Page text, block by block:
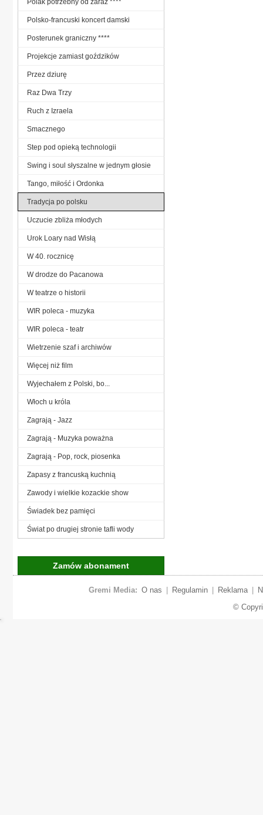
Polsko-francuski koncert damski
Posterunek graniczny ****
Projekcje zamiast goździków
Przez dziurę
Raz Dwa Trzy
Ruch z Izraela
Smacznego
Step pod opieką technologii
Swing i soul słyszalne w jednym głosie
Tango, miłość i Ordonka
Tradycja po polsku
Uczucie zbliża młodych
Urok Loary nad Wisłą
W 40. rocznicę
W drodze do Pacanowa
W teatrze o historii
WIR poleca - muzyka
WIR poleca - teatr
Wietrzenie szaf i archiwów
Więcej niż film
Wyjechałem z Polski, bo...
Włoch u króla
Zagrają - Jazz
Zagrają - Muzyka poważna
Zagrają - Pop, rock, piosenka
Zapasy z francuską kuchnią
Zawody i wielkie kozackie show
Świadek bez pamięci
Świat po drugiej stronie tafli wody
Zamów abonament
Gremi Media: O nas Regulamin Reklama
©